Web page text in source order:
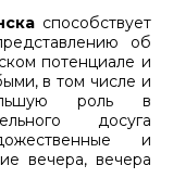
способствует
об
потенциале и
в том числе и
роль в
досуга
и
вечера, вечера